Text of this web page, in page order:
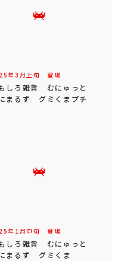
年3 月 上旬 登場
しろ雑貨 むにゅっと
まるず グミくまプチ
年 1 月中旬 登場
しろ雑貨 むにゅっと
まるず グミくま